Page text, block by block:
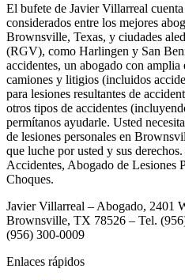
El bufete de Javier Villarreal
considerados entre los mejores
Brownsville, Texas, y ciudades
(RGV), como Harlingen y San
accidentes, un abogado con amplia
camiones y litigios (incluidos
para lesiones resultantes de
otros tipos de accidentes
permítanos ayudarle. Usted
de lesiones personales en
que luche por usted y sus
Accidentes, Abogado de Lesiones
Choques.
Javier Villarreal – Abogado, 2401
Brownsville, TX 78526 – Tel.
(956) 300-0009
Enlaces rápidos